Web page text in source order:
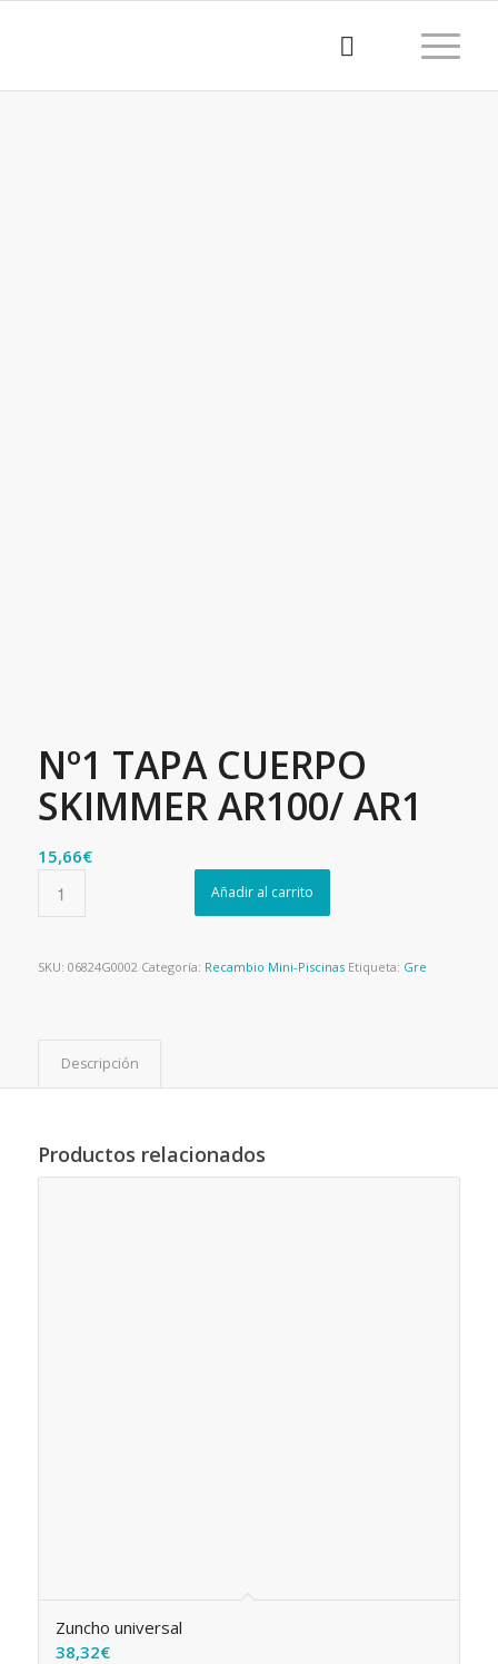
Nº1 TAPA CUERPO
SKIMMER AR100/ AR1
15,66€
Añadir al carrito
SKU: 06824G0002 Categoría: Recambio Mini-Piscinas Etiqueta: Gre
Descripción
Productos relacionados
Zuncho universal
38,32€